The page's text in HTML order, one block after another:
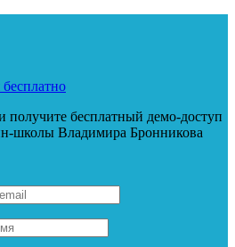
бесплатно
получите бесплатный демо-доступ
школы Владимира Бронникова